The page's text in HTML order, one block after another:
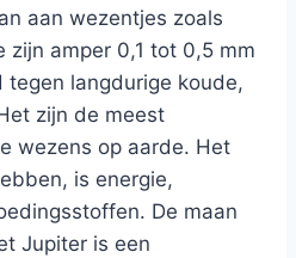
aan wezentjes zoals
zijn amper 0,1 tot 0,5 mm
langdurige koude,
zijn de meest
wezens op aarde. Het
is energie,
De maan
Jupiter is een